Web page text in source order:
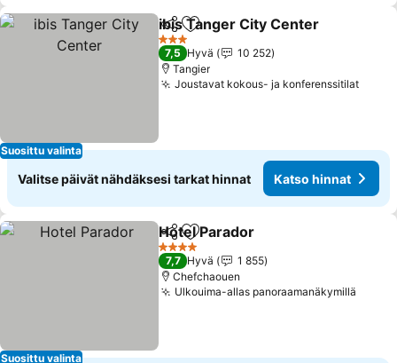
Suosittu valinta
Jaa Lisää suosikkeihin
ibis Tanger City Center
3 Tähtiluokitus
7,5 Hyvä
10 252
Tangier
Joustavat kokous- ja konferenssitilat
Valitse päivät nähdäksesi tarkat hinnat Katso hinnat
Suosittu valinta
Jaa Lisää suosikkeihin
Hotel Parador
4 Tähtiluokitus
7,7 Hyvä
1 855
Chefchaouen
Ulkouima-allas panoraamanäkymillä